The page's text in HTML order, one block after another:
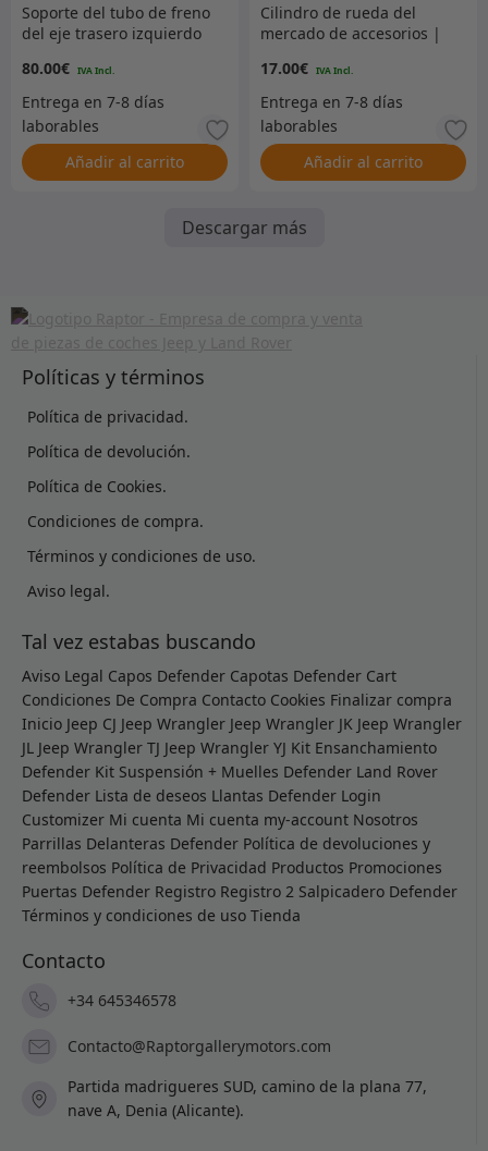
Soporte del tubo de freno
del eje trasero izquierdo
80.00€
Añadir al carrito
Cilindro de rueda del
mercado de accesorios |
17.00€
Añadir al carrito
Descargar más
Políticas y términos
Política de privacidad.
Política de devolución.
Política de Cookies.
Condiciones de compra.
Términos y condiciones de uso.
Aviso legal.
Tal vez estabas buscando
Aviso Legal Capos Defender Capotas Defender Cart
Condiciones De Compra Contacto Cookies Finalizar compra
Inicio Jeep CJ Jeep Wrangler Jeep Wrangler JK Jeep Wrangler
JL Jeep Wrangler TJ Jeep Wrangler YJ Kit Ensanchamiento
Defender Kit Suspensión + Muelles Defender Land Rover
Defender Lista de deseos Llantas Defender Login
Customizer Mi cuenta Mi cuenta my-account Nosotros
Parrillas Delanteras Defender Política de devoluciones y
reembolsos Política de Privacidad Productos Promociones
Puertas Defender Registro Registro 2 Salpicadero Defender
Términos y condiciones de uso Tienda
Contacto
+34 645346578
Contacto@Raptorgallerymotors.com
Partida madrigueres SUD, camino de la plana 77,
nave A, Denia (Alicante).